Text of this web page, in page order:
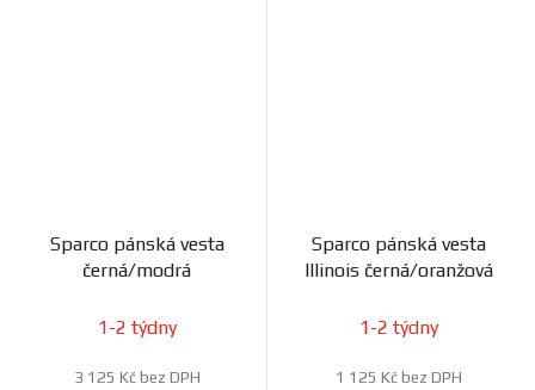
Sparco pánská vesta
černá/modrá
1-2 týdny
3 125 Kč bez DPH
Sparco pánská vesta
Illinois černá/oranžová
1-2 týdny
1 125 Kč bez DPH